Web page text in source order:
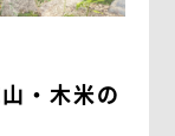
・木米の